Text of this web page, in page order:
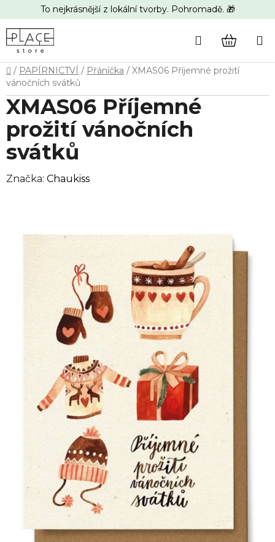
na
obsah
To nejkrásnější z lokální tvorby. Pohromadě. 🎁
Hledat
KOŠÍK
Domů
/ PAPÍRNICTVÍ / Přáníčka / XMAS06 Příjemné prožití
vánočních svátků
XMAS06 Příjemné
prožití vánočních
svátků
Značka: Chaukiss